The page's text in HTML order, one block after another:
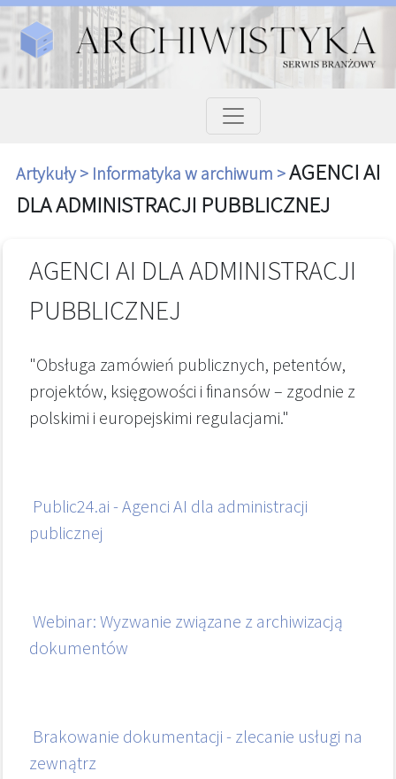
Artykuły > Informatyka w archiwum >AGENCI AI
DLA ADMINISTRACJI PUBBLICZNEJ
AGENCI AI DLA ADMINISTRACJI
PUBBLICZNEJ
"Obsługa zamówień publicznych, petentów,
projektów, księgowości i finansów – zgodnie z
polskimi i europejskimi regulacjami."
Public24.ai - Agenci AI dla administracji
publicznej
Webinar: Wyzwanie związane z archiwizacją
dokumentów
Brakowanie dokumentacji - zlecanie usługi na
zewnątrz